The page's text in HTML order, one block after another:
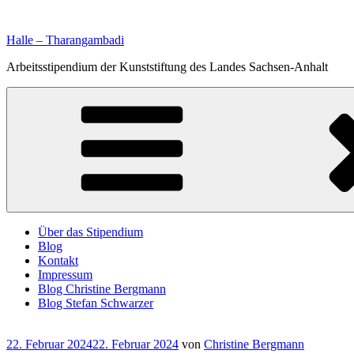
springen
Halle – Tharangambadi
Arbeitsstipendium der Kunststiftung des Landes Sachsen-Anhalt
Über das Stipendium
Blog
Kontakt
Impressum
Blog Christine Bergmann
Blog Stefan Schwarzer
Veröffentlicht
22. Februar 202422. Februar 2024 von Christine Bergmann